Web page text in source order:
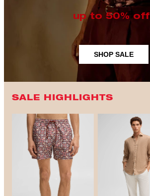
up to 50% off
SHOP SALE
SALE HIGHLIGHTS